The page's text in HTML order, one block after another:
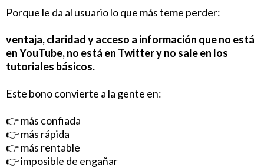
Porque le da al usuario lo que más teme perder:
ventaja, claridad y acceso a información que no está
en YouTube, no está en Twitter y no sale en los
tutoriales básicos.
Este bono convierte a la gente en:
👉 más confiada
👉 más rápida
👉 más rentable
👉 imposible de engañar